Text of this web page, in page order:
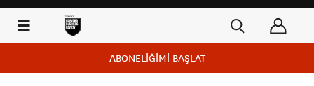
ABONELİĞİMİ BAŞLAT